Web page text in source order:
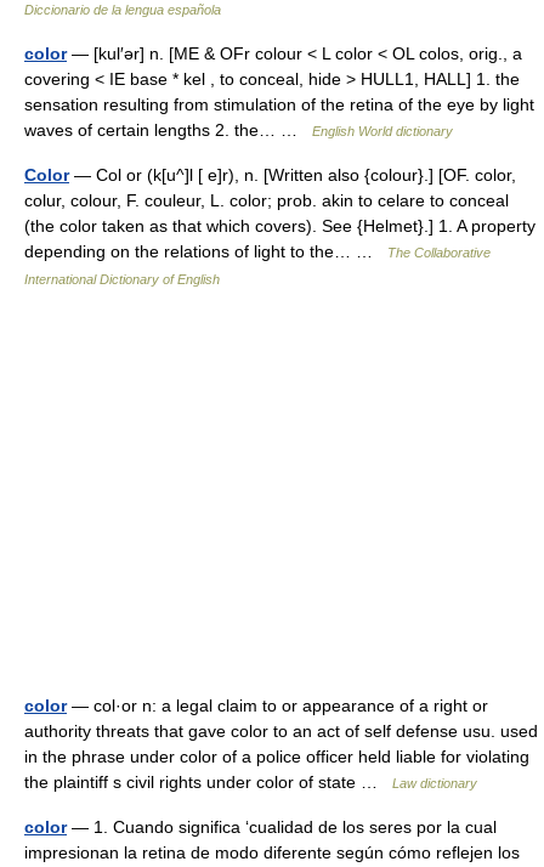
Diccionario de la lengua española
color— [kul′ər] n. [ME & OFr colour < L color < OL colos, orig., a
covering < IE base * kel , to conceal, hide > HULL1, HALL] 1. the
sensation resulting from stimulation of the retina of the eye by light
waves of certain lengths 2. the… …
English World dictionary
Color— Col or (k[u^]l [ e]r), n. [Written also {colour}.] [OF. color,
colur, colour, F. couleur, L. color; prob. akin to celare to conceal
(the color taken as that which covers). See {Helmet}.] 1. A property
depending on the relations of light to the… …
The Collaborative
International Dictionary of English
color— col·or n: a legal claim to or appearance of a right or
authority threats that gave color to an act of self defense usu. used
in the phrase under color of a police officer held liable for violating
the plaintiff s civil rights under color of state …
Law dictionary
color— 1. Cuando significa ‘cualidad de los seres por la cual
impresionan la retina de modo diferente según cómo reflejen los